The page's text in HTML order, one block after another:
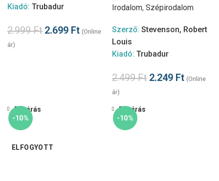
Kiadó: Trubadur
2.999Ft 2.699 Ft (Online
ár)
Irodalom, Szépirodalom
Szerző: Stevenson, Robert
Louis
Kiadó: Trubadur
2.499Ft 2.249 Ft (Online
ár)
-10%
ELFOGYOTT
Bezárás
-10%
Bezárás